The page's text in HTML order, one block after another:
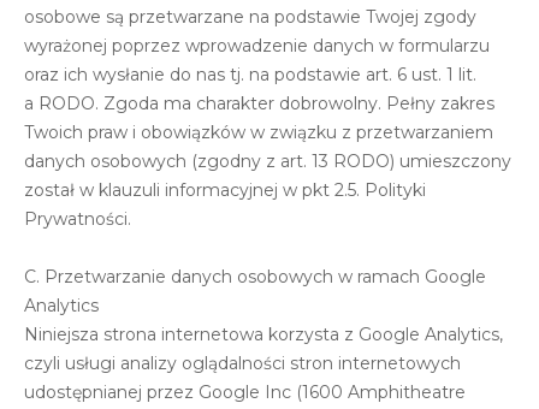
osobowe są przetwarzane na podstawie Twojej zgody
wyrażonej poprzez wprowadzenie danych w formularzu
oraz ich wysłanie do nas tj. na podstawie art. 6 ust. 1 lit.
a RODO. Zgoda ma charakter dobrowolny. Pełny zakres
Twoich praw i obowiązków w związku z przetwarzaniem
danych osobowych (zgodny z art. 13 RODO) umieszczony
został w klauzuli informacyjnej w pkt 2.5. Polityki
Prywatności.
C. Przetwarzanie danych osobowych w ramach Google
Analytics
Niniejsza strona internetowa korzysta z Google Analytics,
czyli usługi analizy oglądalności stron internetowych
udostępnianej przez Google Inc (1600 Amphitheatre